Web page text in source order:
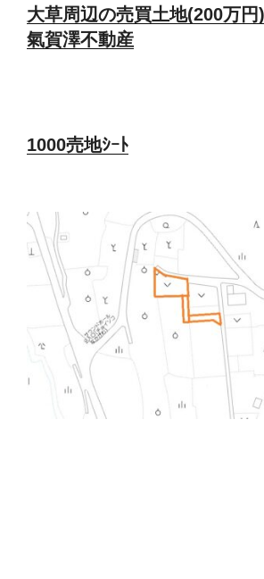
大草周辺の売買土地(200万
氣賀澤不動産
1000売地ｼｰﾄ